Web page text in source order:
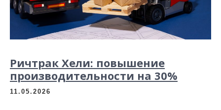
Ричтрак Хели: повышение
производительности на 30%
11.05.2026